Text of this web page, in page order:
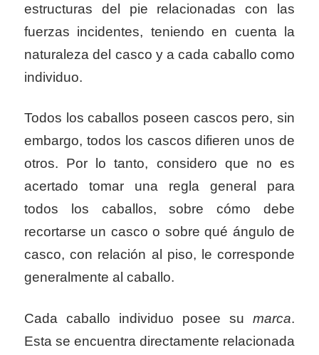
estructuras del pie relacionadas con las
fuerzas incidentes, teniendo en cuenta la
naturaleza del casco y a cada caballo como
individuo.
Todos los caballos poseen cascos pero, sin
embargo, todos los cascos difieren unos de
otros. Por lo tanto, considero que no es
acertado tomar una regla general para
todos los caballos, sobre cómo debe
recortarse un casco o sobre qué ángulo de
casco, con relación al piso, le corresponde
generalmente al caballo.
Cada caballo individuo posee su marca.
Esta se encuentra directamente relacionada